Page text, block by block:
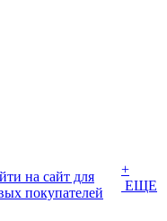
на сайт для
покупателей
+
ЕЩЕ